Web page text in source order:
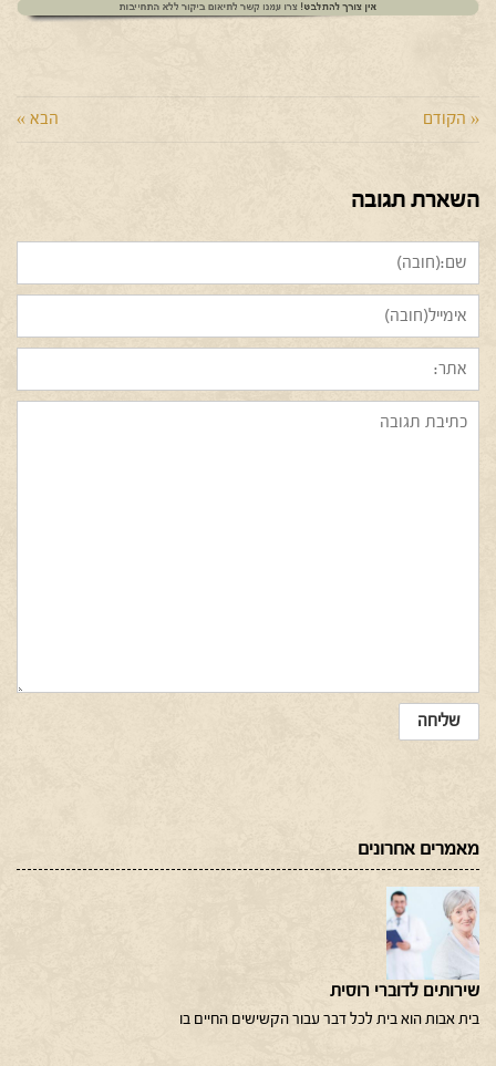
« הקודם הבא »
השארת תגובה
מאמרים אחרונים
שירותים לדוברי רוסית
בית אבות הוא בית לכל דבר עבור הקשישים החיים בו